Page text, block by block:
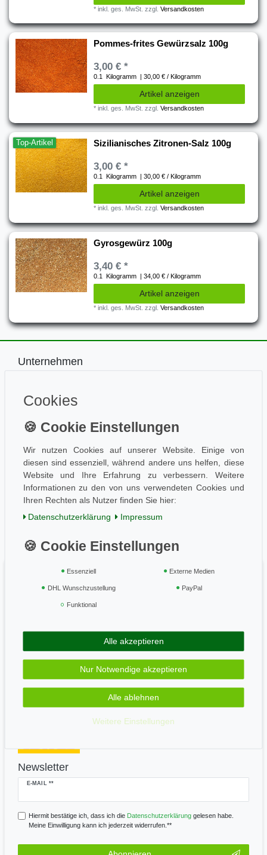
*inkl. ges. MwSt. zzgl.Versandkosten
Pommes-frites Gewürzsalz 100g
3,00 € *
0.1 Kilogramm | 30,00 € / Kilogramm
Artikel anzeigen
*inkl. ges. MwSt. zzgl.Versandkosten
Top-Artikel Sizilianisches Zitronen-Salz 100g
3,00 € *
0.1 Kilogramm | 30,00 € / Kilogramm
Artikel anzeigen
*inkl. ges. MwSt. zzgl.Versandkosten
Gyrosgewürz 100g
3,40 € *
0.1 Kilogramm | 34,00 € / Kilogramm
Artikel anzeigen
*inkl. ges. MwSt. zzgl.Versandkosten
Unternehmen
Datenschutz
Information
Aktuelles
Folge uns
Einkaufen
Zahlung und Versand
Vertrag widerrufen
Zahle bequem per
Wir versenden mit
Newsletter
E-MAIL **
Newsletter
Hiermit bestätige ich, dass ich die Daten­schutz­erklärunggelesen habe.
Meine Einwilligung kann ich jederzeit widerrufen.**
Cookies
Wir nutzen Cookies auf unserer Website. Einige von
diesen sind essenziell, während andere uns helfen, diese
Website und Ihre Erfahrung zu verbessern. Weitere
Informationen zu den von uns verwendeten Cookies und
Ihren Rechten als Nutzer finden Sie hier:
Daten­schutz­erklärung
Impressum
Essenziell Externe Medien
DHL Wunschzustellung PayPal
Funktional
Alle akzeptieren
Nur Notwendige akzeptieren
Alle ablehnen
Weitere Einstellungen